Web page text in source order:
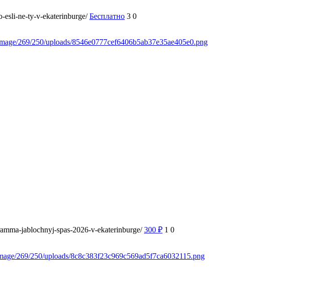
esli-ne-ty-v-ekaterinburge/ Бесплатно 3 0
269/250/uploads/8546e0777cef6406b5ab37e35ae405e0.png
jablochnyj-spas-2026-v-ekaterinburge/ 300 ₽ 1 0
269/250/uploads/8c8c383f23c969c569ad5f7ca6032115.png